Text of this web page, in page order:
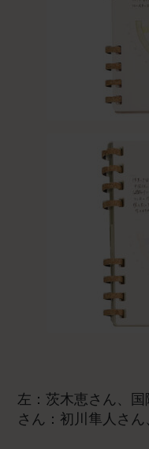
左：茨木恵さん、
さん：初川隼人さ